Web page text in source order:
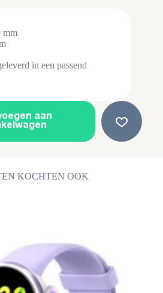
mm
in een passend
aan
KOCHTEN OOK